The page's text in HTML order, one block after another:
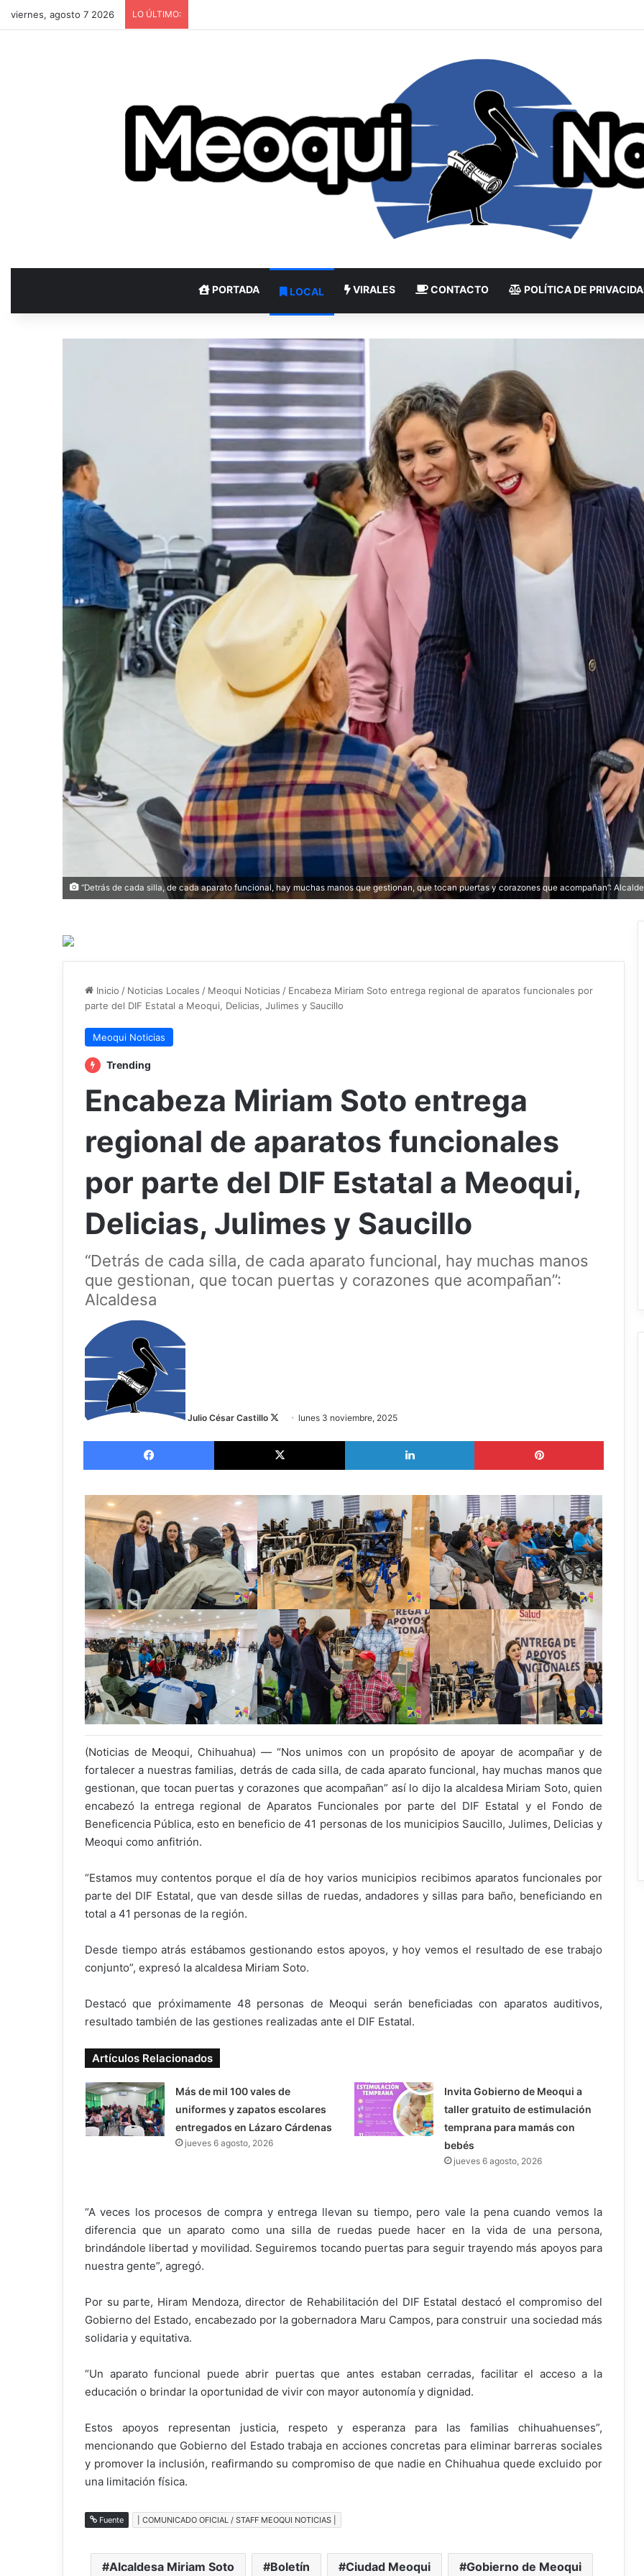
viernes, agosto 7 2026 LO ÚLTIMO:
PORTADA LOCAL VIRALES CONTACTO POLÍTICA DE
“Detrás de cada silla, de cada aparato funcional, hay muchas manos que gestionan, que tocan puertas y corazones que acompañan”:
Inicio / Noticias Locales / Meoqui Noticias / Encabeza Miriam Soto entrega regional de aparatos funcionales por
parte del DIF Estatal a Meoqui, Delicias, Julimes y Saucillo
Meoqui Noticias
Trending
Encabeza Miriam Soto entrega
regional de aparatos funcionales
por parte del DIF Estatal a Meoqui,
Delicias, Julimes y Saucillo
“Detrás de cada silla, de cada aparato funcional, hay muchas manos
que gestionan, que tocan puertas y corazones que acompañan”:
Alcaldesa
Julio César Castillo lunes 3 noviembre, 2025
Facebook X LinkedIn Pinterest
(Noticias de Meoqui, Chihuahua) — “Nos unimos con un propósito de apoyar de acompañar y de
fortalecer a nuestras familias, detrás de cada silla, de cada aparato funcional, hay muchas manos que
gestionan, que tocan puertas y corazones que acompañan” así lo dijo la alcaldesa Miriam Soto, quien
encabezó la entrega regional de Aparatos Funcionales por parte del DIF Estatal y el Fondo de
Beneficencia Pública, esto en beneficio de 41 personas de los municipios Saucillo, Julimes, Delicias y
Meoqui como anfitrión.
“Estamos muy contentos porque el día de hoy varios municipios recibimos aparatos funcionales por
parte del DIF Estatal, que van desde sillas de ruedas, andadores y sillas para baño, beneficiando en
total a 41 personas de la región.
Desde tiempo atrás estábamos gestionando estos apoyos, y hoy vemos el resultado de ese trabajo
conjunto”, expresó la alcaldesa Miriam Soto.
Destacó que próximamente 48 personas de Meoqui serán beneficiadas con aparatos auditivos,
resultado también de las gestiones realizadas ante el DIF Estatal.
Artículos Relacionados
Más de mil 100 vales de
uniformes y zapatos escolares
entregados en Lázaro Cárdenas
jueves 6 agosto, 2026
Invita Gobierno de Meoqui a
taller gratuito de estimulación
temprana para mamás con
bebés
jueves 6 agosto, 2026
“A veces los procesos de compra y entrega llevan su tiempo, pero vale la pena cuando vemos la
diferencia que un aparato como una silla de ruedas puede hacer en la vida de una persona,
brindándole libertad y movilidad. Seguiremos tocando puertas para seguir trayendo más apoyos para
nuestra gente”, agregó.
Por su parte, Hiram Mendoza, director de Rehabilitación del DIF Estatal destacó el compromiso del
Gobierno del Estado, encabezado por la gobernadora Maru Campos, para construir una sociedad más
solidaria y equitativa.
“Un aparato funcional puede abrir puertas que antes estaban cerradas, facilitar el acceso a la
educación o brindar la oportunidad de vivir con mayor autonomía y dignidad.
Estos apoyos representan justicia, respeto y esperanza para las familias chihuahuenses”,
mencionando que Gobierno del Estado trabaja en acciones concretas para eliminar barreras sociales
y promover la inclusión, reafirmando su compromiso de que nadie en Chihuahua quede excluido por
una limitación física.
Fuente | COMUNICADO OFICIAL / STAFF MEOQUI NOTICIAS |
Alcaldesa Miriam Soto Boletín Ciudad Meoqui Gobierno de Meoqui